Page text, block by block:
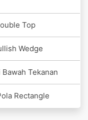
Top
Wedge
Tekanan
Rectangle